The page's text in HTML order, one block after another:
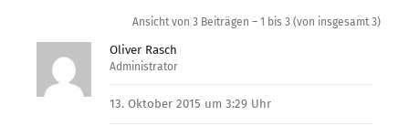
Ansicht von 3 Beiträgen – 1 bis 3 (von insgesamt 3)
Oliver Rasch
Administrator
13. Oktober 2015 um 3:29 Uhr